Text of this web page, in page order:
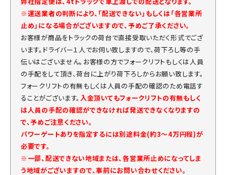
※運送業者の判断により、「配送できない」もしくは「各営業所
止め」になる場合がございますので、予めご了承ください。
お客様が商品をトラックの荷台で直接受取いただく形式でござ
います。ドライバー１人でお伺い致しますので、荷下ろし等の手
伝いはございません。お客様の方でフォークリフトもしくは人員
の手配をして頂き、荷台に上がり荷下ろしからお願い致します。
フォークリフトの有無もしくは人員の手配の確認のため電話す
ることがございます。 入金頂いてもフォークリフトの有無もしく
は人員の手配の確認ができなければ発送できなくなりますの
で、予めご注意ください。
パワーゲートありを指定するには別途料金(約3～4万円程)が
必要です。
※一部、配送できない地域または、各営業所止めになってしま
う地域がございますので、事前にお問い合わせください。